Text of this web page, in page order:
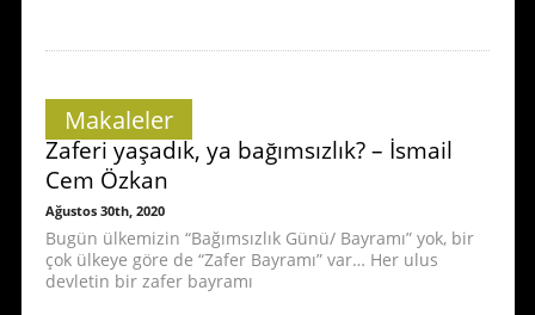
Makaleler
Zaferi yaşadık, ya bağımsızlık? – İsmail
Cem Özkan
Ağustos 30th, 2020
Bugün ülkemizin “Bağımsızlık Günü/ Bayramı” yok, bir
çok ülkeye göre de “Zafer Bayramı” var… Her ulus
devletin bir zafer bayramı